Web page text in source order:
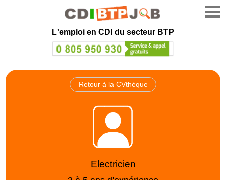
L'emploi en CDI du secteur BTP
Retour à la CVthèque
Electricien